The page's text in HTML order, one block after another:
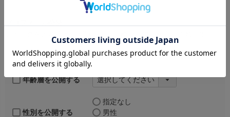
都道府県を公開する
年齢層を公開する
性別を公開する
指定なし
男性